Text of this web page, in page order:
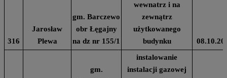
316
Jarosław
Plewa
gm. Barczewo
obr Łęgajny
na dz nr 155/1
wewnatrz i na
zewnątrz
użytkowanego
budynku
gm.
instalowanie
instalacji gazowej